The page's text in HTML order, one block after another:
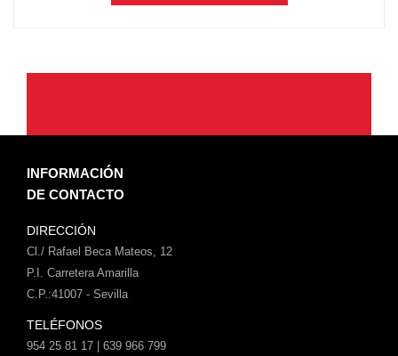
INFORMACIÓN
DE CONTACTO
DIRECCIÓN
Cl./ Rafael Beca Mateos, 12
P.I. Carretera Amarilla
C.P.:41007 - Sevilla
TELÉFONOS
954 25 81 17 | 639 966 799